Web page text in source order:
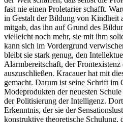
fast nie einen Proletarier schafft.
in Gestalt der Bildung von Kindheit
mitgab, das ihn auf Grund des
vielleicht noch mehr, sie mit ihm
kann sich im Vordergrund
bleibt sie stark genug, den
Alarmbereitschaft, der
auszuschließen. Kracauer hat mit
gemacht. Darum ist seine Schrift im
Modeprodukten der neuesten
der Politisierung der Intelligenz.
Erkenntnis, der sie der
konstruktive theoretische Schulung,